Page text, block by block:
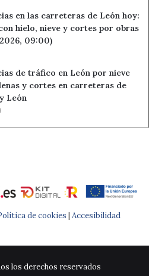
en las carreteras de León hoy:
hielo, nieve y cortes por obras
09:00)
de tráfico en León por nieve
y cortes en carreteras de
León
de cookies | Accesibilidad
los derechos reservados